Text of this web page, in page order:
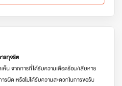
ารทุจริต
ห็น จากการที่ได้รับความเดือดร้อน/เสียหาย
ผิด หรือไม่ได้รับความสะดวกในการขอรับ